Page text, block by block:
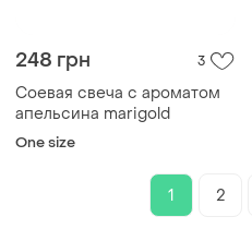
248 грн 3
Соевая свеча с ароматом
апельсина marigold
One size
1 2